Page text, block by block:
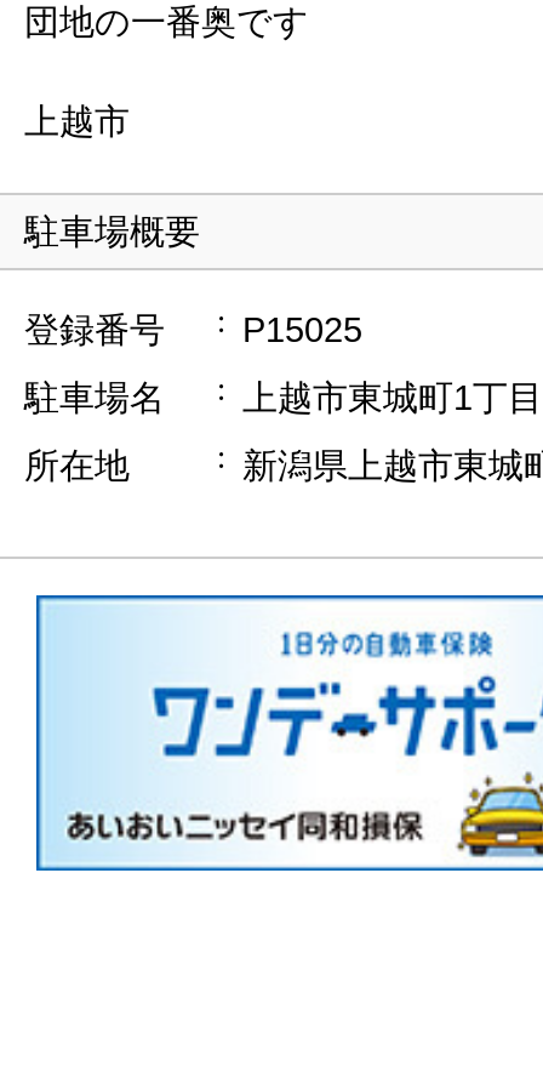
団地の一番奥です
上越市
駐車場概要
登録番号
P15025
駐車場名
上越市東城町1丁
所在地
新潟県上越市東城